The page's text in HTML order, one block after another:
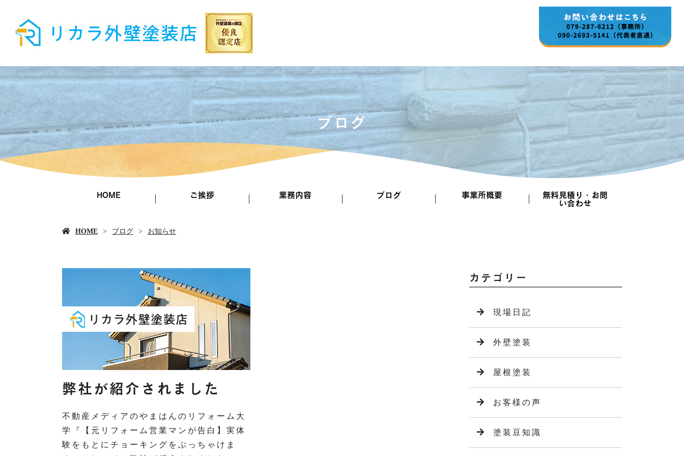
ブログ
HOME ご挨拶 業務内容 ブログ 事業所概要
無料見積り・お問
い合わせ
HOME ブログ お知らせ
弊社が紹介されました
不動産メディアのやまはんのリフォーム大
学『【元リフォーム営業マンが告白】実体
験をもとにチョーキングをぶっちゃけま
カテゴリー
現場日記
外壁塗装
屋根塗装
お客様の声
塗装豆知識